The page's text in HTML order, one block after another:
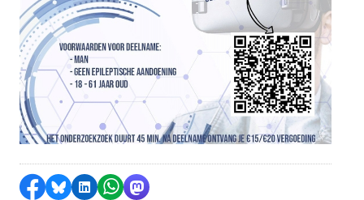
Delen op Facebook
Delen via Bluesky
Delen op LinkedIn
Delen via WhatsApp
Delen via Mastodon